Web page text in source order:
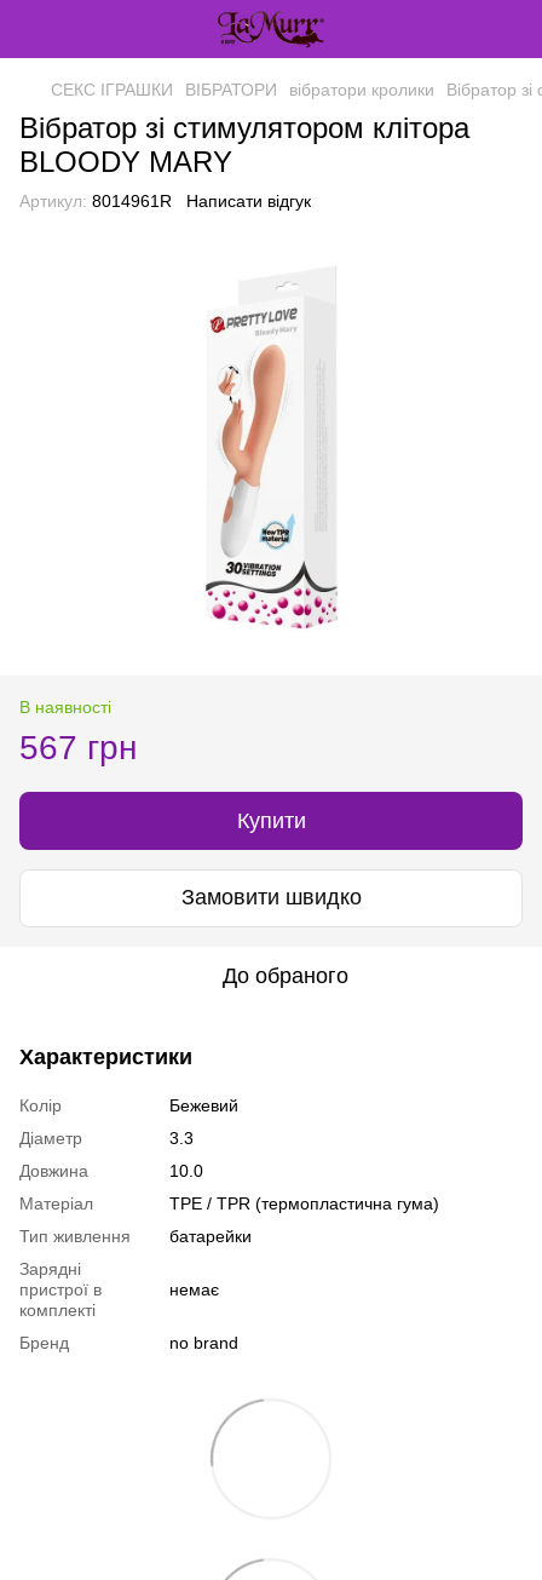
СЕКС ІГРАШКИ ВІБРАТОРИ вібратори кролики Вібратор
Вібратор зі стимулятором клітора
BLOODY MARY
Артикул: 8014961R Написати відгук
В наявності
567 грн
Купити
Замовити швидко
До обраного
Характеристики
Колір
Бежевий
Діаметр
3.3
Довжина
10.0
Матеріал
TPE / TPR (термопластична гума)
Тип живлення
батарейки
Зарядні
пристрої в
комплекті
немає
Бренд no brand